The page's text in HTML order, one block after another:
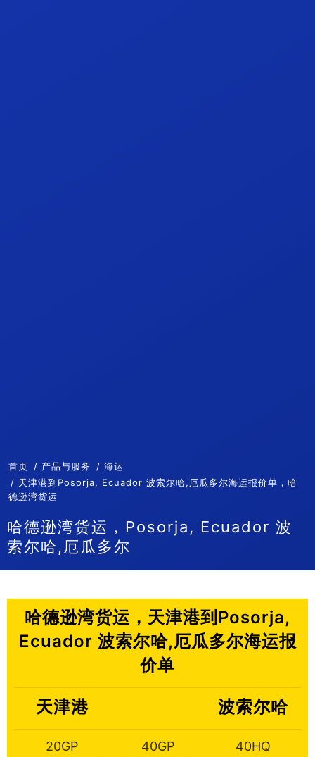
首页 产品与服务
海运
天津港到Posorja, Ecuador 波索尔哈,厄瓜多尔海运报价单，哈
德逊湾货运
哈德逊湾货运，Posorja, Ecuador 波
索尔哈,厄瓜多尔
哈德逊湾货运，天津港到Posorja,
Ecuador 波索尔哈,厄瓜多尔海运报
价单
天津港 波索尔哈
20GP 40GP 40HQ